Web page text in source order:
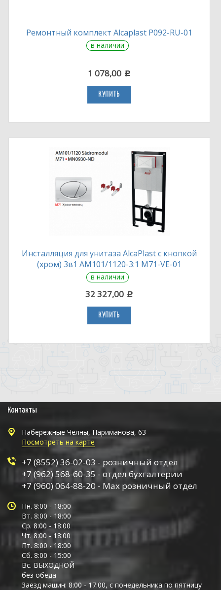
Ремонтный комплект Alcaplast P092-RU-01
в наличии
1 078,00 c
КУПИТЬ
Инсталляция для унитаза AlcaPlast с кнопкой
(хром) 3в1 AM101/1120-3:1 M71-VE-01
в наличии
32 327,00 c
КУПИТЬ
Контакты
Набережные Челны, Нариманова, 63
Посмотреть на карте
+7 (8552) 36-02-03 - розничный отдел
+7 (962) 568-60-35 - отдел бухгалтерии
+7 (960) 064-88-20 - Max розничный отдел
Пн. 8:00 - 18:00
Вт. 8:00 - 18:00
Ср. 8:00 - 18:00
Чт. 8:00 - 18:00
Пт. 8:00 - 18:00
Сб. 8:00 - 15:00
Вс. ВЫХОДНОЙ
без обеда
Заезд машин: 8:00 - 17:00, с понедельника по пятницу